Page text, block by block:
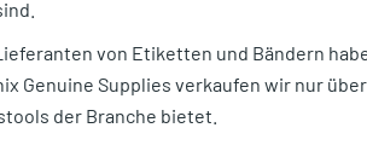
von Etiketten und Bändern
Supplies verkaufen wir nur
der Branche bietet.